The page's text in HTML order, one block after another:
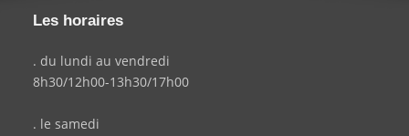
Les horaires
. du lundi au vendredi
8h30/12h00-13h30/17h00
. le samedi